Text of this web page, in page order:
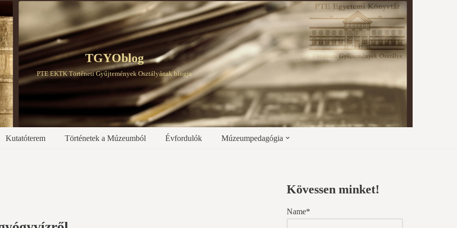
TGYOblog
PTE EKTK Történeti Gyűjtemények Osztályának blogja
Kutatóterem Történetek a Múzeumból Évfordulók Múzeumpedagógia
Kövessen minket!
Name*